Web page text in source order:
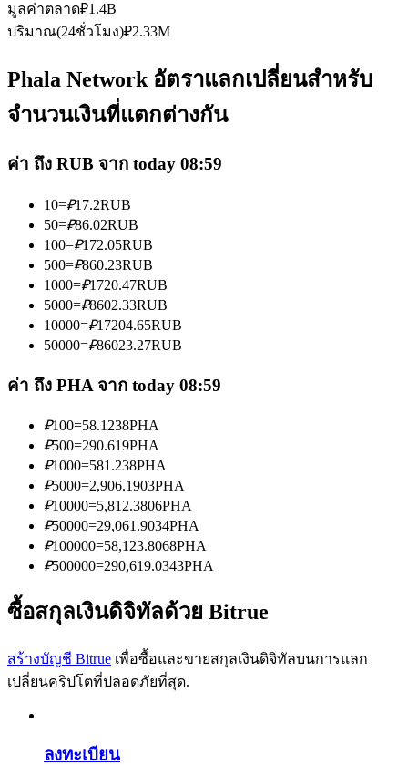
เป็นเทรดเดอร์คัดลอก
เพลิดเพลินกับการแบ่งปันผลกำไรและค่าคอมมิชชั่นการคัด
แนะนำ
มูลค่าตลาด₽1.4B
ปริมาณ(24ชั่วโมง)₽2.33M
Phala Network อัตราแลกเปลี่ยนสำหรับ
จำนวนเงินที่แตกต่างกัน
ค่า ถึง RUB จาก today 08:59
10=₽17.2RUB
50=₽86.02RUB
100=₽172.05RUB
500=₽860.23RUB
1000=₽1720.47RUB
5000=₽8602.33RUB
10000=₽17204.65RUB
50000=₽86023.27RUB
ค่า ถึง PHA จาก today 08:59
₽100=58.1238PHA
₽500=290.619PHA
₽1000=581.238PHA
₽5000=2,906.1903PHA
₽10000=5,812.3806PHA
₽50000=29,061.9034PHA
₽100000=58,123.8068PHA
₽500000=290,619.0343PHA
ซื้อสกุลเงินดิจิทัลด้วย Bitrue
สร้างบัญชี Bitrue เพื่อซื้อและขายสกุลเงินดิจิทัลบนการแลก
เปลี่ยนคริปโตที่ปลอดภัยที่สุด.
ลงทะเบียน